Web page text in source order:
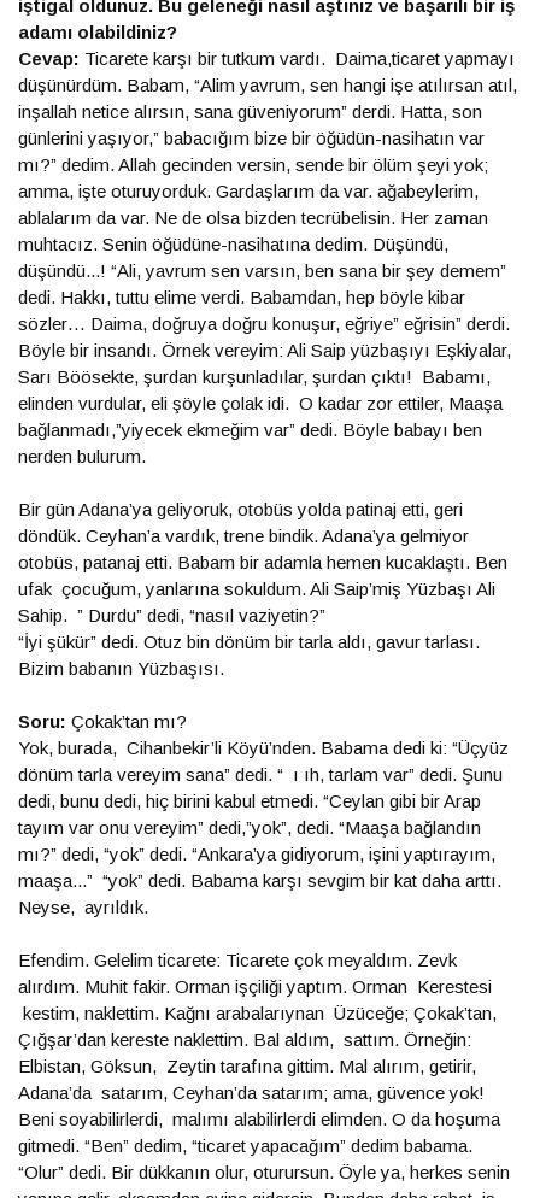
iştigal oldunuz. Bu geleneği nasıl aştınız ve başarılı bir iş
adamı olabildiniz?
Cevap: Ticarete karşı bir tutkum vardı. Daima,ticaret yapmayı
düşünürdüm. Babam, “Alim yavrum, sen hangi işe atılırsan atıl,
inşallah netice alırsın, sana güveniyorum” derdi. Hatta, son
günlerini yaşıyor,” babacığım bize bir öğüdün-nasihatın var
mı?” dedim. Allah gecinden versin, sende bir ölüm şeyi yok;
amma, işte oturuyorduk. Gardaşlarım da var. ağabeylerim,
ablalarım da var. Ne de olsa bizden tecrübelisin. Her zaman
muhtacız. Senin öğüdüne-nasihatına dedim. Düşündü,
düşündü...! “Ali, yavrum sen varsın, ben sana bir şey demem”
dedi. Hakkı, tuttu elime verdi. Babamdan, hep böyle kibar
sözler… Daima, doğruya doğru konuşur, eğriye” eğrisin” derdi.
Böyle bir insandı. Örnek vereyim: Ali Saip yüzbaşıyı Eşkiyalar,
Sarı Böösekte, şurdan kurşunladılar, şurdan çıktı! Babamı,
elinden vurdular, eli şöyle çolak idi. O kadar zor ettiler, Maaşa
bağlanmadı,”yiyecek ekmeğim var” dedi. Böyle babayı ben
nerden bulurum.
Bir gün Adana’ya geliyoruk, otobüs yolda patinaj etti, geri
döndük. Ceyhan’a vardık, trene bindik. Adana’ya gelmiyor
otobüs, patanaj etti. Babam bir adamla hemen kucaklaştı. Ben
ufak çocuğum, yanlarına sokuldum. Ali Saip’miş Yüzbaşı Ali
Sahip. ” Durdu” dedi, “nasıl vaziyetin?”
“İyi şükür” dedi. Otuz bin dönüm bir tarla aldı, gavur tarlası.
Bizim babanın Yüzbaşısı.
Soru: Çokak’tan mı?
Yok, burada, Cihanbekir’li Köyü’nden. Babama dedi ki: “Üçyüz
dönüm tarla vereyim sana” dedi. “ ı ıh, tarlam var” dedi. Şunu
dedi, bunu dedi, hiç birini kabul etmedi. “Ceylan gibi bir Arap
tayım var onu vereyim” dedi,”yok”, dedi. “Maaşa bağlandın
mı?” dedi, “yok” dedi. “Ankara’ya gidiyorum, işini yaptırayım,
maaşa...” “yok” dedi. Babama karşı sevgim bir kat daha arttı.
Neyse, ayrıldık.
Efendim. Gelelim ticarete: Ticarete çok meyaldım. Zevk
alırdım. Muhit fakir. Orman işçiliği yaptım. Orman Kerestesi
kestim, naklettim. Kağnı arabalarıynan Üzüceğe; Çokak’tan,
Çığşar’dan kereste naklettim. Bal aldım, sattım. Örneğin:
Elbistan, Göksun, Zeytin tarafına gittim. Mal alırım, getirir,
Adana’da satarım, Ceyhan’da satarım; ama, güvence yok!
Beni soyabilirlerdi, malımı alabilirlerdi elimden. O da hoşuma
gitmedi. “Ben” dedim, “ticaret yapacağım” dedim babama.
“Olur” dedi. Bir dükkanın olur, oturursun. Öyle ya, herkes senin